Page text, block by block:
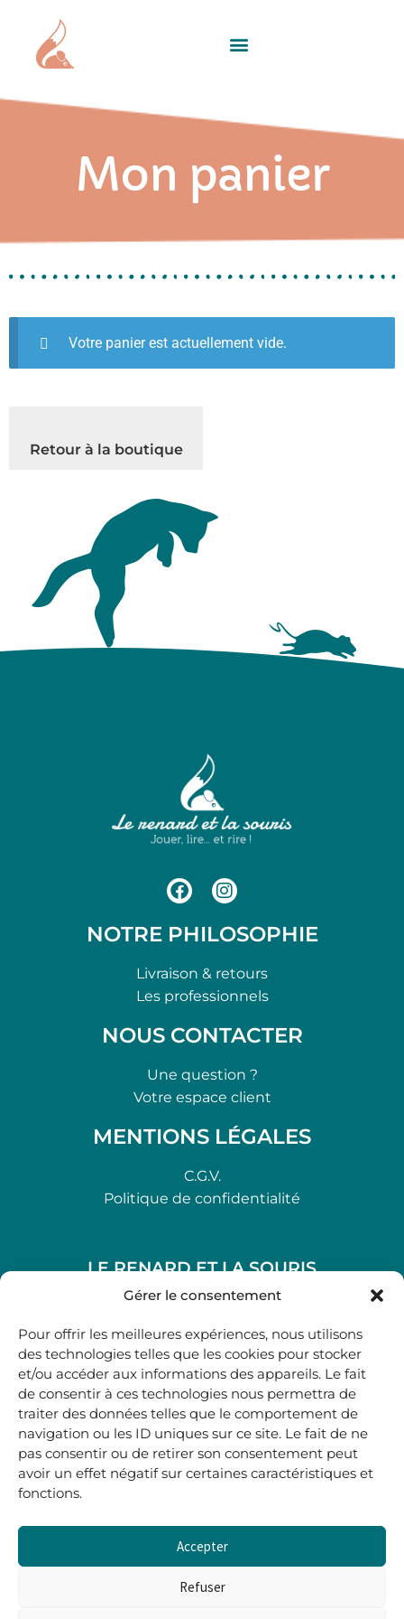
Gérer le consentement
Pour offrir les meilleures expériences, nous utilisons
des technologies telles que les cookies pour stocker
et/ou accéder aux informations des appareils. Le fait
de consentir à ces technologies nous permettra de
traiter des données telles que le comportement de
navigation ou les ID uniques sur ce site. Le fait de ne
pas consentir ou de retirer son consentement peut
avoir un effet négatif sur certaines caractéristiques et
fonctions.
Accepter
Refuser
Mon panier
Votre panier est actuellement vide.
Retour à la boutique
NOTRE PHILOSOPHIE
Livraison & retours
Les professionnels
NOUS CONTACTER
Une question ?
Votre espace client
MENTIONS LÉGALES
C.G.V.
Politique de confidentialité
LE RENARD ET LA SOURIS
48, rue Maubec 33210 LANGON
05 40 41 37 18
.
MARDI AU SAMEDI
10H00-12H45 | 14H00 -19H00
boutique@lerenardetlasouris.com